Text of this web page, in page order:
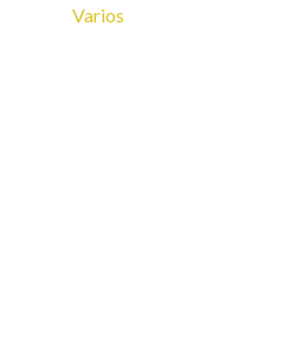
cantidad
Varios